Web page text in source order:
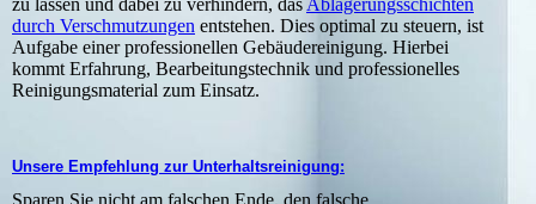
zu lassen und dabei zu verhindern, das Ablagerungsschichten
durch Verschmutzungen entstehen. Dies optimal zu steuern, ist
Aufgabe einer professionellen Gebäudereinigung. Hierbei
kommt Erfahrung, Bearbeitungstechnik und professionelles
Reinigungsmaterial zum Einsatz.
Unsere Empfehlung zur Unterhaltsreinigung: